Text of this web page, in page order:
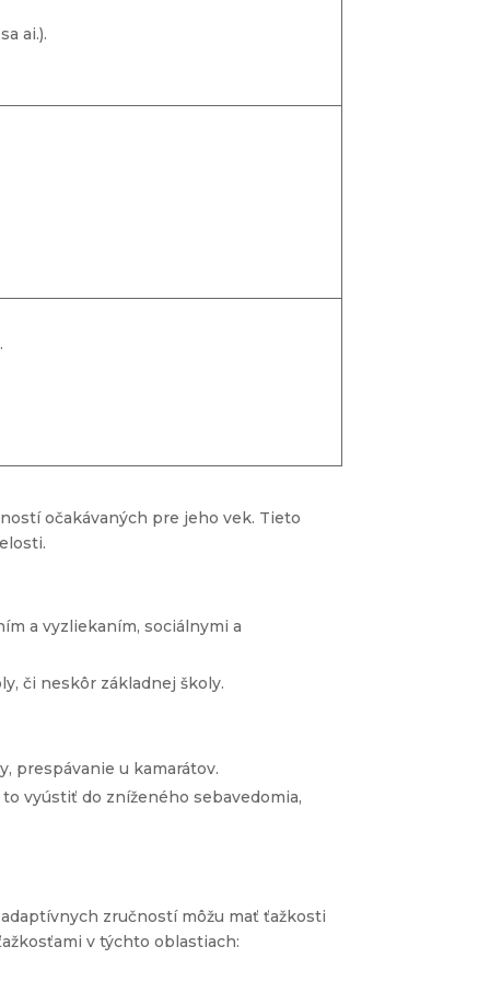
ai.).
očakávaných pre jeho vek. Tieto
a vyzliekaním, sociálnymi a
či neskôr základnej školy.
prespávanie u kamarátov.
vyústiť do zníženého sebavedomia,
zručností môžu mať ťažkosti
v týchto oblastiach: